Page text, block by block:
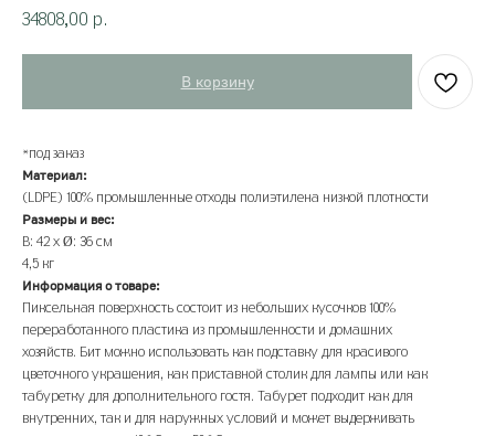
34808,00 р.
В корзину
*под заказ
Материал:
(LDPE) 100% промышленные отходы полиэтилена низкой плотности
Размеры и вес:
В: 42 x Ø: 36 см
4,5 кг
Информация о товаре:
Пиксельная поверхность состоит из небольших кусочков 100%
переработанного пластика из промышленности и домашних
хозяйств. Бит можно использовать как подставку для красивого
цветочного украшения, как приставной столик для лампы или как
табуретку для дополнительного гостя. Табурет подходит как для
внутренних, так и для наружных условий и может выдерживать